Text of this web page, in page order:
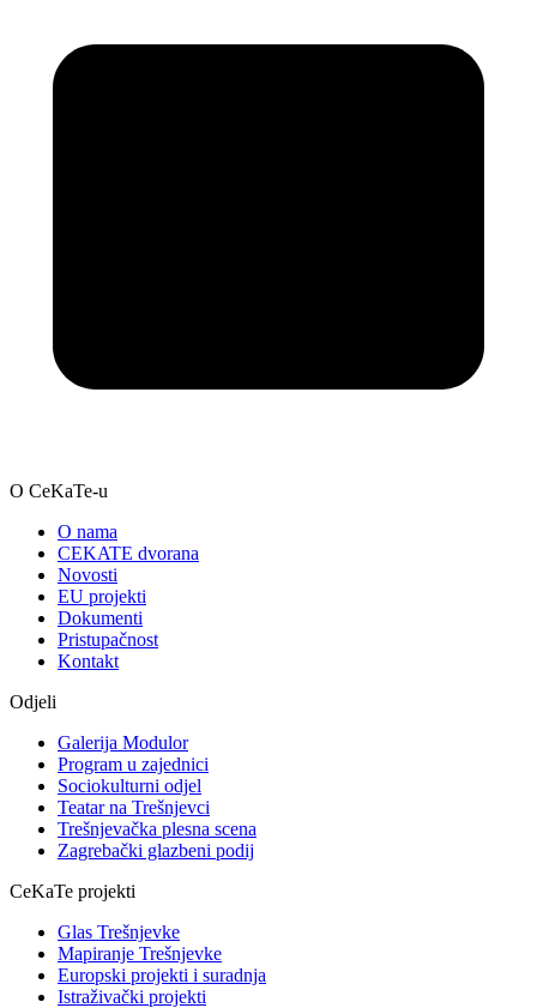
O CeKaTe-u
O nama
CEKATE dvorana
Novosti
EU projekti
Dokumenti
Pristupačnost
Kontakt
Odjeli
Galerija Modulor
Program u zajednici
Sociokulturni odjel
Teatar na Trešnjevci
Trešnjevačka plesna scena
Zagrebački glazbeni podij
CeKaTe projekti
Glas Trešnjevke
Mapiranje Trešnjevke
Europski projekti i suradnja
Istraživački projekti